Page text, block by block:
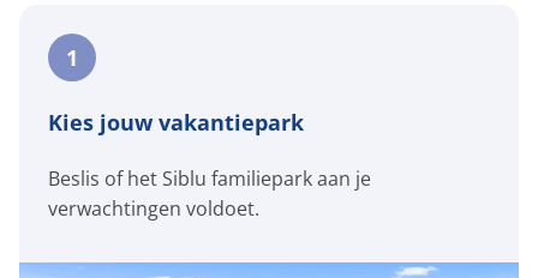
1
Kies jouw vakantiepark
Beslis of het Siblu familiepark aan je
verwachtingen voldoet.